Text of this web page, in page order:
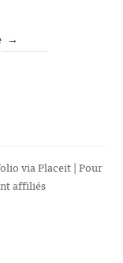
→
viaPlaceit| Pour
affiliés